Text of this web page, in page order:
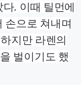
. 이때 틸먼에
손으로 쳐내며
지만 라렌의
벌이기도 했